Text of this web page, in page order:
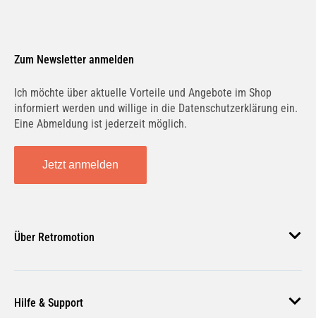
Zum Newsletter anmelden
Ich möchte über aktuelle Vorteile und Angebote im Shop
informiert werden und willige in die Datenschutzerklärung ein.
Eine Abmeldung ist jederzeit möglich.
Jetzt anmelden
Über Retromotion
Unsere Jobs
Hilfe & Support